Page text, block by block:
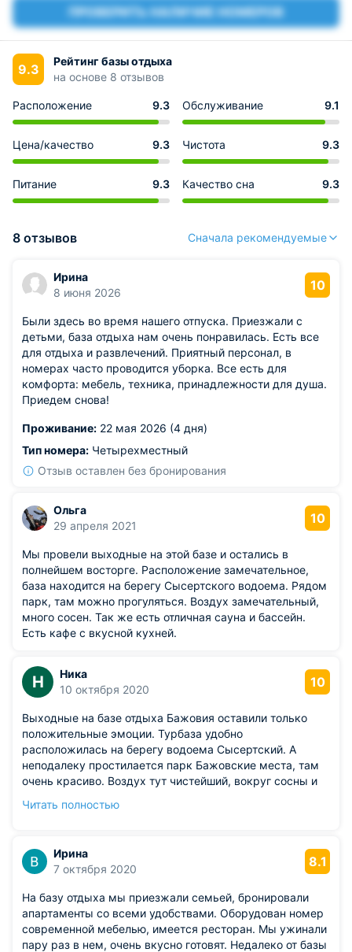
ПРОВЕРИТЬ НАЛИЧИЕ НОМЕРОВ
9.3
Рейтинг базы отдыха
на основе 8 отзывов
Расположение 9.3 Обслуживание 9.1
Цена/качество 9.3 Чистота 9.3
Питание 9.3 Качество сна 9.3
8 отзывов Сначала рекомендуемые
Ирина
8 июня 2026
10
Были здесь во время нашего отпуска. Приезжали с
детьми, база отдыха нам очень понравилась. Есть все
для отдыха и развлечений. Приятный персонал, в
номерах часто проводится уборка. Все есть для
комфорта: мебель, техника, принадлежности для душа.
Приедем снова!
Проживание: 22 мая 2026 (4 дня)
Тип номера: Четырехместный
Отзыв оставлен без бронирования
Ольга
29 апреля 2021
10
Мы провели выходные на этой базе и остались в
полнейшем восторге. Расположение замечательное,
база находится на берегу Сысертского водоема. Рядом
парк, там можно прогуляться. Воздух замечательный,
много сосен. Так же есть отличная сауна и бассейн.
Есть кафе с вкусной кухней.
Н
Ника
10 октября 2020
10
Выходные на базе отдыха Бажовия оставили только
положительные эмоции. Турбаза удобно
расположилась на берегу водоема Сысертский. А
неподалеку простилается парк Бажовские места, там
очень красиво. Воздух тут чистейший, вокруг сосны и
бассейном. Кушали в кафе, все вкусно. Минусов не
Читать полностью
Ирина
7 октября 2020
8.1
На базу отдыха мы приезжали семьей, бронировали
апартаменты со всеми удобствами. Оборудован номер
современной мебелью, имеется ресторан. Мы ужинали
пару раз в нем, очень вкусно готовят. Недалеко от базы